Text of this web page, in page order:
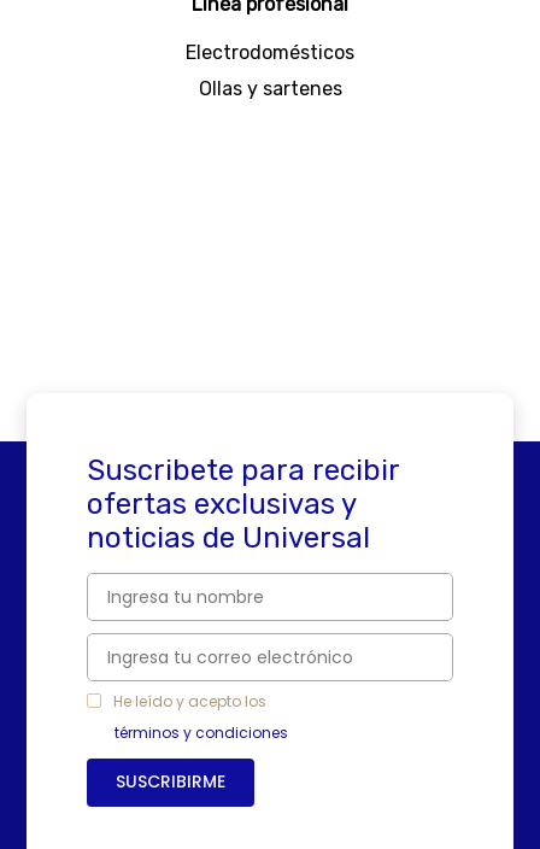
Línea profesional
Electrodomésticos
Ollas y sartenes
Suscribete para recibir
ofertas exclusivas y
noticias de Universal
He leído y acepto los
términos y condiciones
SUSCRIBIRME